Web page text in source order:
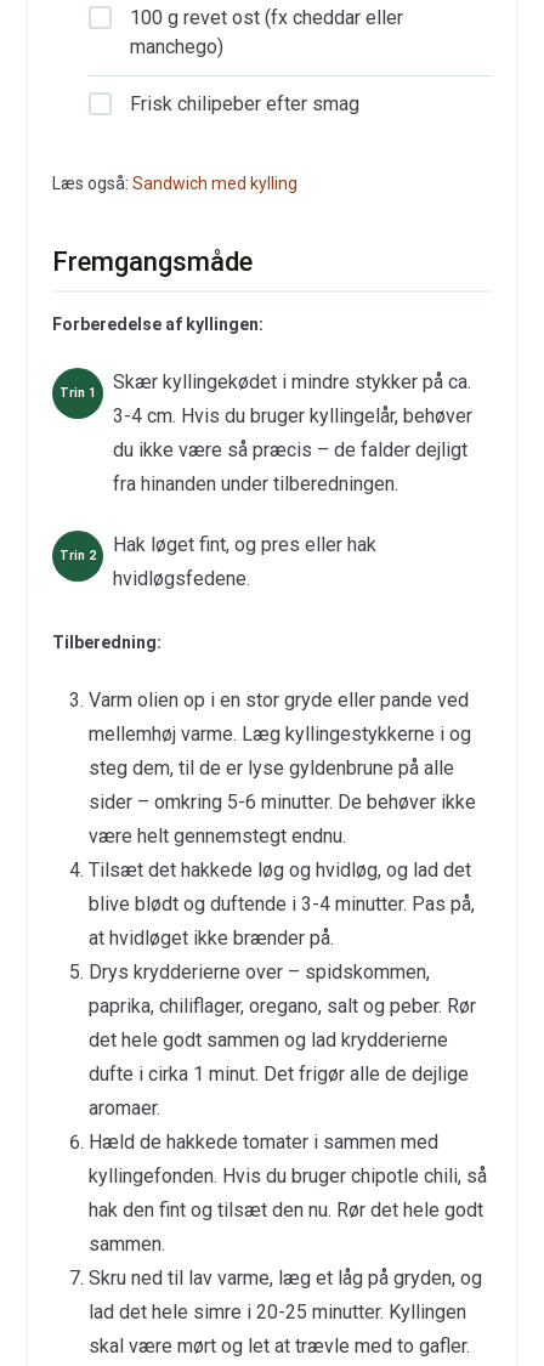
100 g revet ost (fx cheddar eller
manchego)
Frisk chilipeber efter smag
Læs også: Sandwich med kylling
Fremgangsmåde
Forberedelse af kyllingen:
Skær kyllingekødet i mindre stykker på ca.
3-4 cm. Hvis du bruger kyllingelår, behøver
du ikke være så præcis – de falder dejligt
fra hinanden under tilberedningen.
Hak løget fint, og pres eller hak
hvidløgsfedene.
Tilberedning:
Varm olien op i en stor gryde eller pande ved
mellemhøj varme. Læg kyllingestykkerne i og
steg dem, til de er lyse gyldenbrune på alle
sider – omkring 5-6 minutter. De behøver ikke
være helt gennemstegt endnu.
Tilsæt det hakkede løg og hvidløg, og lad det
blive blødt og duftende i 3-4 minutter. Pas på,
at hvidløget ikke brænder på.
Drys krydderierne over – spidskommen,
paprika, chiliflager, oregano, salt og peber. Rør
det hele godt sammen og lad krydderierne
dufte i cirka 1 minut. Det frigør alle de dejlige
aromaer.
Hæld de hakkede tomater i sammen med
kyllingefonden. Hvis du bruger chipotle chili, så
hak den fint og tilsæt den nu. Rør det hele godt
sammen.
Skru ned til lav varme, læg et låg på gryden, og
lad det hele simre i 20-25 minutter. Kyllingen
skal være mørt og let at trævle med to gafler.